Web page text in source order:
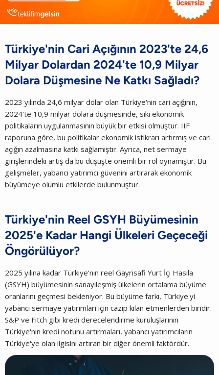
Türkiye'nin Cari Açığının 2023'te 24,6
Milyar Dolardan 2024'te 10,9 Milyar
Dolara Düşmesine Ne Katkı Sağladı?
2023 yılında 24,6 milyar dolar olan Türkiye'nin cari açığının,
2024'te 10,9 milyar dolara düşmesinde, sıkı ekonomik
politikaların uygulanmasının büyük bir etkisi olmuştur. IIF
raporuna göre, bu politikalar ekonomik istikrarı artırmış ve cari
açığın azalmasına katkı sağlamıştır. Ayrıca, net sermaye
girişlerindeki artış da bu düşüşte önemli bir rol oynamıştır. Bu
gelişmeler, yabancı yatırımcı güvenini artırarak ekonomik
büyümeye olumlu etkilerde bulunmuştur.
Türkiye'nin Reel GSYH Büyümesinin
2025'e Kadar Hangi Ülkeleri Geçeceği
Öngörülüyor?
2025 yılına kadar Türkiye'nin reel Gayrisafi Yurt İçi Hasıla
(GSYH) büyümesinin sanayileşmiş ülkelerin ortalama büyüme
oranlarını geçmesi bekleniyor. Bu büyüme farkı, Türkiye'yi
yabancı sermaye yatırımları için cazip kılan etmenlerden biridir.
S&P ve Fitch gibi kredi derecelendirme kuruluşlarının
Türkiye'nin kredi notunu artırmaları, yabancı yatırımcıların
Türkiye'ye olan ilgisini artıran bir diğer önemli faktördür.